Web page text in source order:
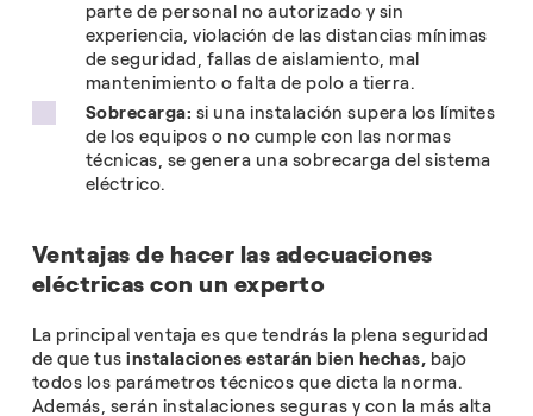
parte de personal no autorizado y sin
experiencia, violación de las distancias mínimas
de seguridad, fallas de aislamiento, mal
mantenimiento o falta de polo a tierra.
Sobrecarga: si una instalación supera los límites
de los equipos o no cumple con las normas
técnicas, se genera una sobrecarga del sistema
eléctrico.
Ventajas de hacer las adecuaciones
eléctricas con un experto
La principal ventaja es que tendrás la plena seguridad
de que tusinstalaciones estarán bien hechas, bajo
todos los parámetros técnicos que dicta la norma.
Además, serán instalaciones seguras y con la más alta